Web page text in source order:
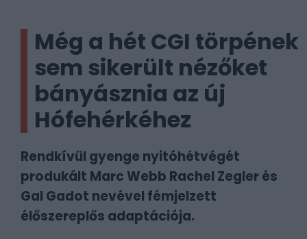
Még a hét CGI törpének
sem sikerült nézőket
bányásznia az új
Hófehérkéhez
Rendkívül gyenge nyitóhétvégét
produkált Marc Webb Rachel Zegler és
Gal Gadot nevével fémjelzett
élőszereplős adaptációja.